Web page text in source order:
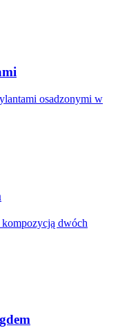
osadzonymi w
kompozycją dwóch